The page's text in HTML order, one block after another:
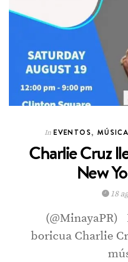
In EVENTOS,
Charlie Cruz
New
18
(@MinayaPR)
boricua Charlie